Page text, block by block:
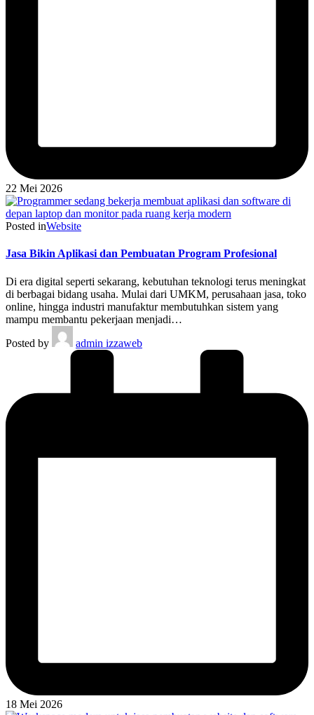
22 Mei 2026
Posted inWebsite
Jasa Bikin Aplikasi dan Pembuatan Program Profesional
Di era digital seperti sekarang, kebutuhan teknologi terus meningkat
di berbagai bidang usaha. Mulai dari UMKM, perusahaan jasa, toko
online, hingga industri manufaktur membutuhkan sistem yang
mampu membantu pekerjaan menjadi…
Posted by
admin izzaweb
18 Mei 2026